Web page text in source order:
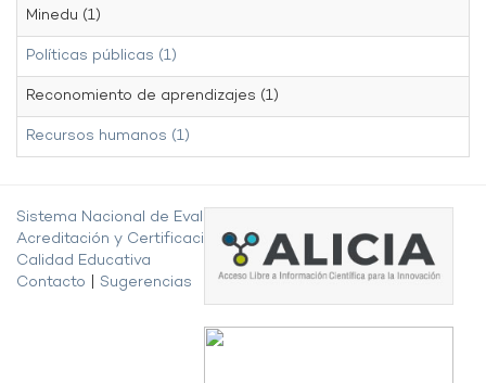
Minedu (1)
Políticas públicas (1)
Reconomiento de aprendizajes (1)
Recursos humanos (1)
Sistema Nacional de Evaluación,
Acreditación y Certificación de la
Calidad Educativa
Contacto
Sugerencias